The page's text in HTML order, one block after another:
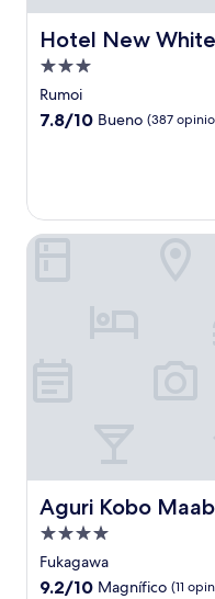
Hotel New
Hotel New White
Propiedad
de
3.0
Rumoi
7.8
opiniones)
7.8/10 Bueno (387
Aguri Kobo
Aguri Kobo Maabu
Propiedad
de
4.0
Fukagawa
9.2
9.2/10 Magnífico (11
Aguri Kobo Maabu